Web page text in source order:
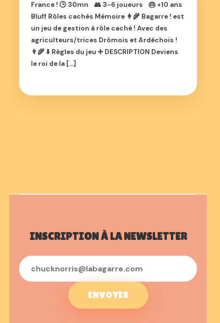
France ! 🕒 30mn 👥 3-6 joueurs 🎂 +10 ans
Bluff Rôles cachés Mémoire 👩‍🌾 Bagarre ! est
un jeu de gestion à rôle caché ! Avec des
agriculteurs/trices Drômois et Ardéchois !
👨‍🌾 ⬇️ Règles du jeu ➕ DESCRIPTION Deviens
le roi de la […]
INSCRIPTION À LA NEWSLETTER
ENVOYER